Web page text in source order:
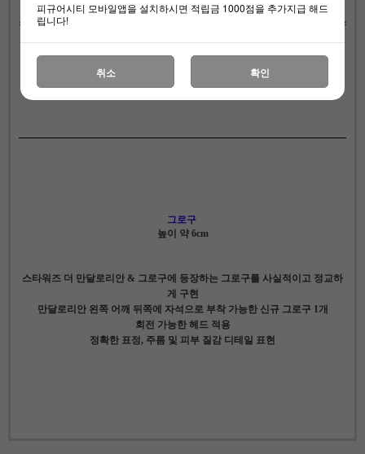
스타워즈 로고 및 캐릭터 네임플레이트가 포함된 스노우 테마 전용 피규어 스
그로구
높이 약 6cm
스타워즈 더 만달로리안 & 그로구에 등장하는 그로구를 사실적이고 정교하
게 구현
만달로리안 왼쪽 어깨 뒤쪽에 자석으로 부착 가능한 신규 그로구 1개
회전 가능한 헤드 적용
정확한 표정, 주름 및 피부 질감 디테일 표현
피규어시티 모바일앱을 설치하시면 적립금 1000점을 추가지급 해드
립니다!
취소 확인